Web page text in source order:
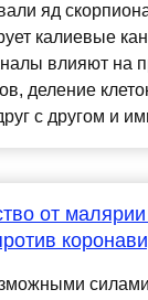
яд
калиевые
влияют на
деление
с другом и
от малярии